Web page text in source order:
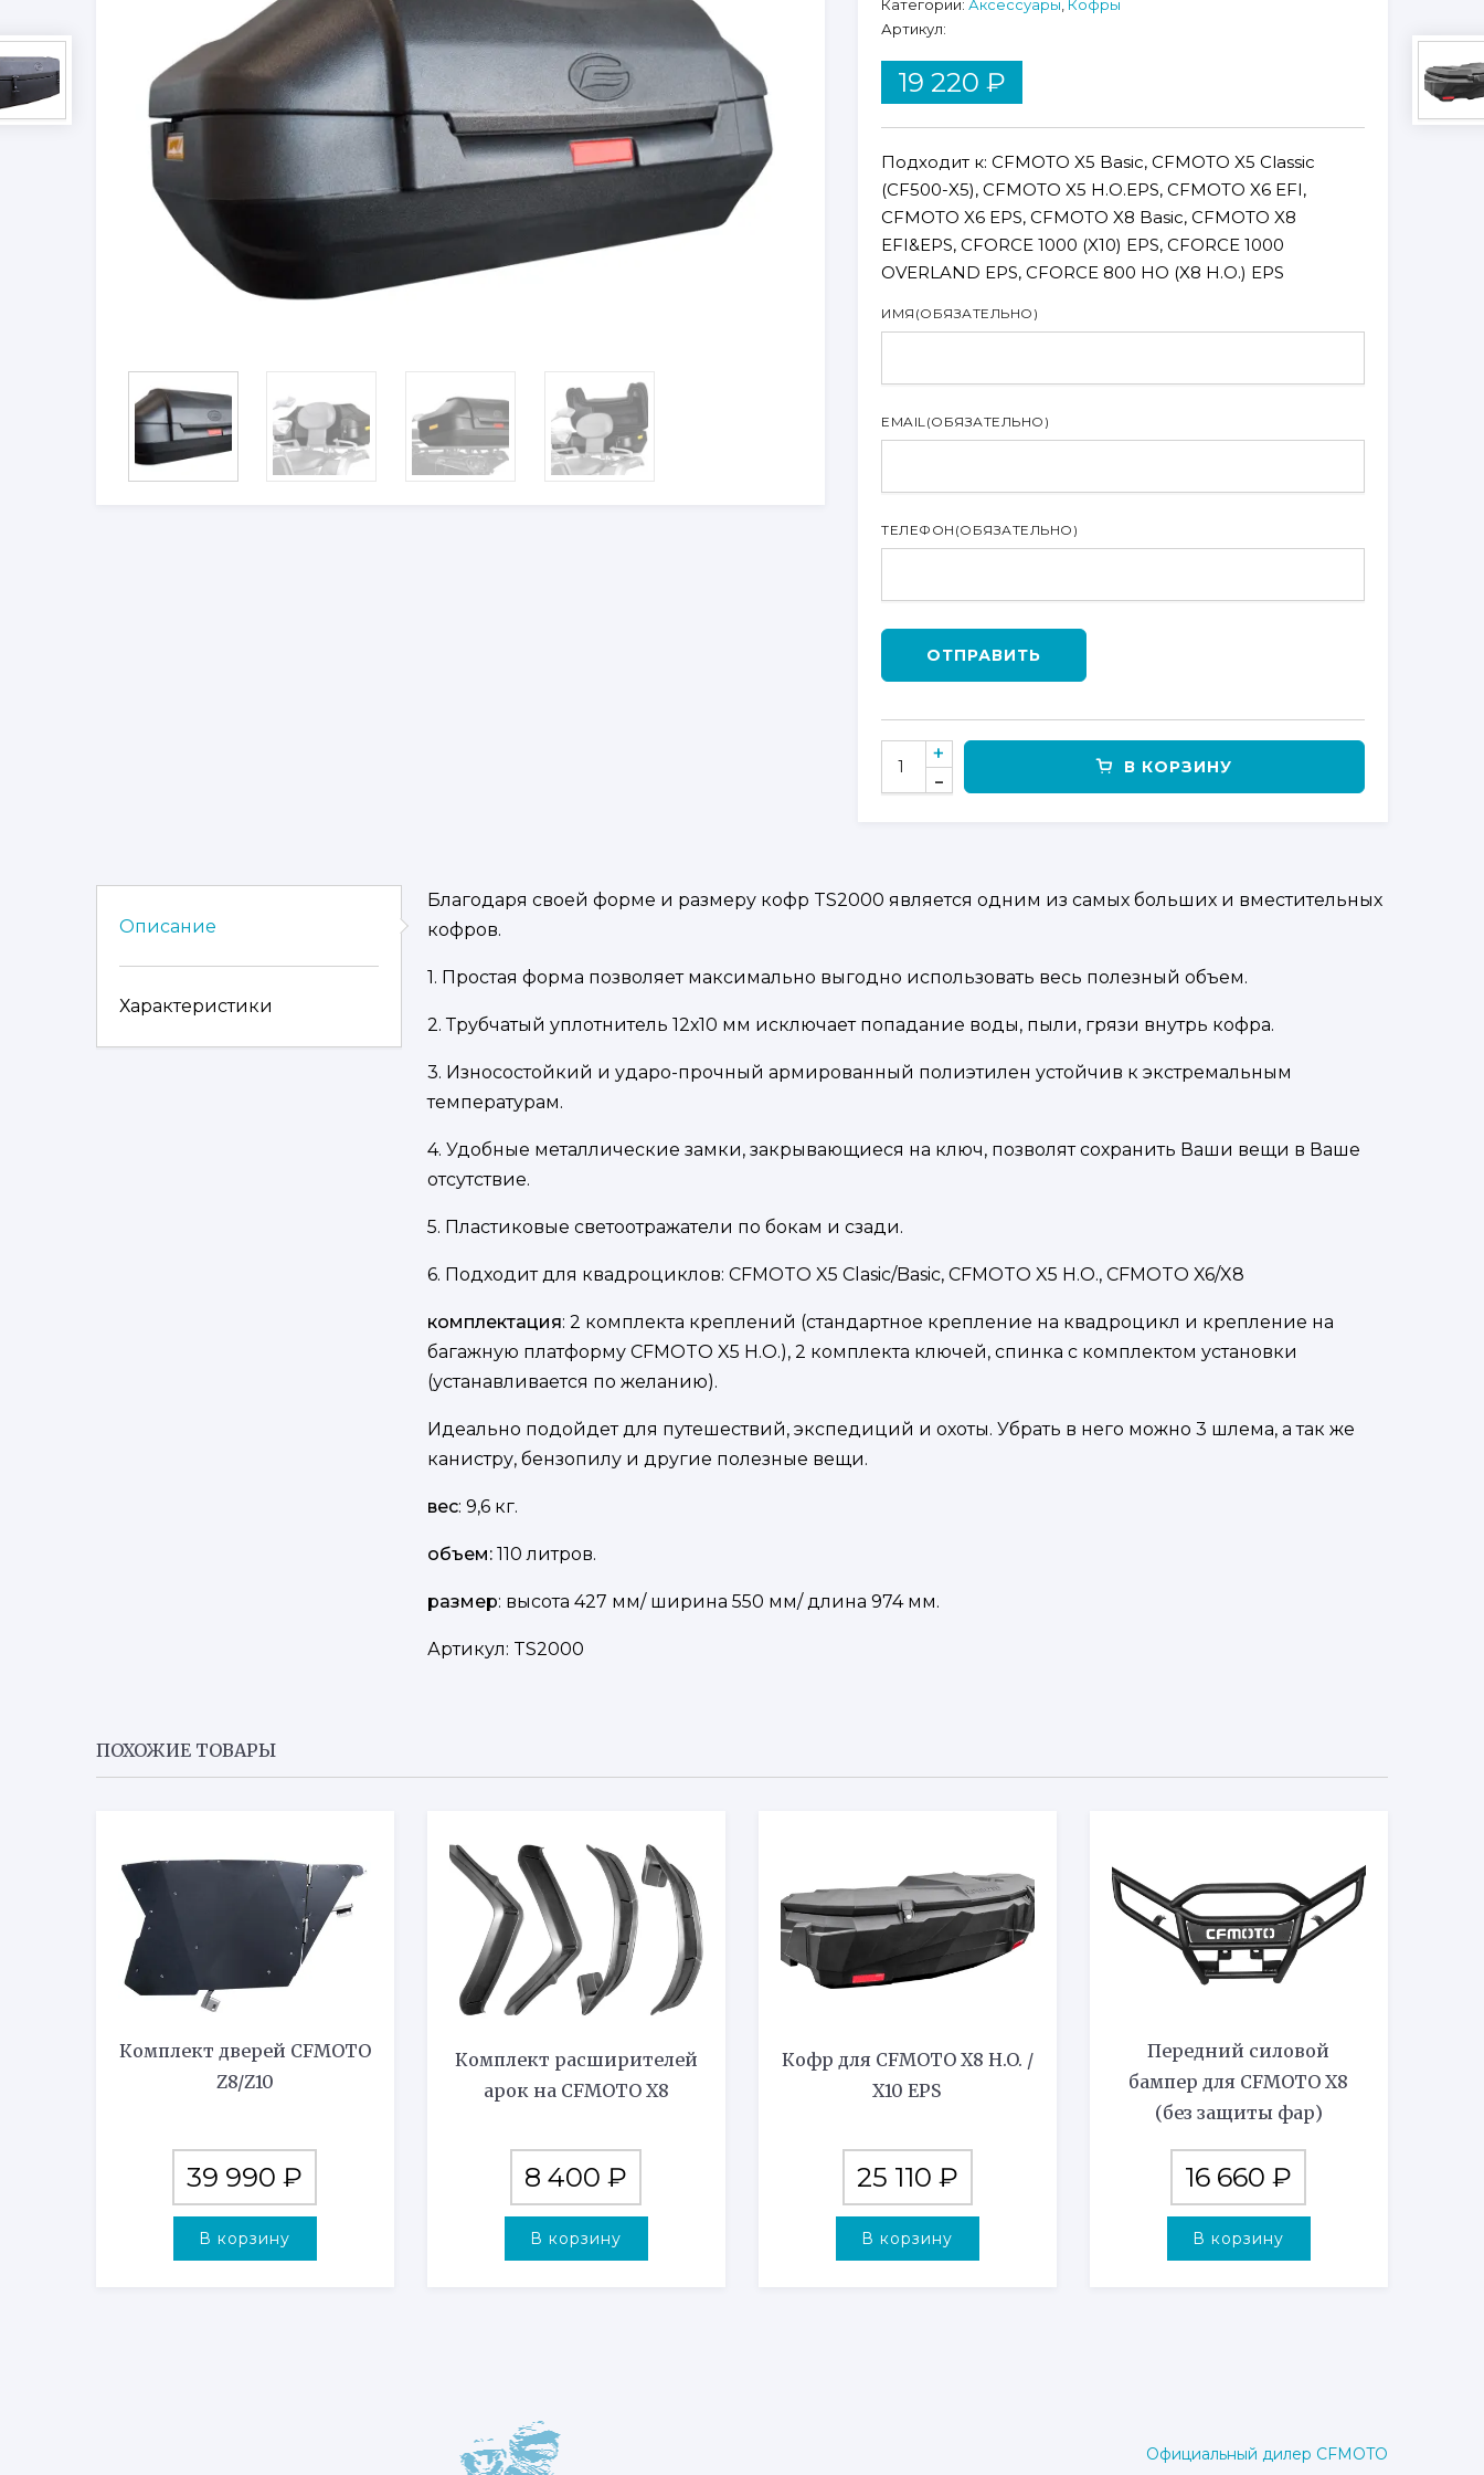
19 220₽
Подходит к: CFMOTO X5 Basic, CFMOTO X5 Classic
(CF500-X5), CFMOTO X5 H.O.EPS, CFMOTO X6 EFI,
CFMOTO X6 EPS, CFMOTO X8 Basic, CFMOTO X8
EFI&EPS, CFORCE 1000 (X10) EPS, CFORCE 1000
OVERLAND EPS, CFORCE 800 HO (X8 H.O.) EPS
ИМЯ (ОБЯЗАТЕЛЬНО)
EMAIL(ОБЯЗАТЕЛЬНО)
ТЕЛЕФОН (ОБЯЗАТЕЛЬНО)
ОТПРАВИТЬ
КОЛИЧЕСТВО
ТОВАРА
В КОРЗИНУ
Категории:Аксессуары Кофры
Артикул:
Описание
Характеристики
Благодаря своей форме и размеру кофр TS2000 является одним из самых больших и вместительных
кофров.
1. Простая форма позволяет максимально выгодно использовать весь полезный объем.
2. Трубчатый уплотнитель 12х10 мм исключает попадание воды, пыли, грязи внутрь кофра.
3. Износостойкий и ударо-прочный армированный полиэтилен устойчив к экстремальным
температурам.
4. Удобные металлические замки, закрывающиеся на ключ, позволят сохранить Ваши вещи в Ваше
отсутствие.
5. Пластиковые светоотражатели по бокам и сзади.
6. Подходит для квадроциклов: CFMOTO X5 Clasic/Basic, CFMOTO X5 H.O., CFMOTO X6/X8
комплектация: 2 комплекта креплений (стандартное крепление на квадроцикл и крепление на
багажную платформу CFMOTO X5 H.O.), 2 комплекта ключей, спинка с комплектом установки
(устанавливается по желанию).
Идеально подойдет для путешествий, экспедиций и охоты. Убрать в него можно 3 шлема, а так же
канистру, бензопилу и другие полезные вещи.
вес: 9,6 кг.
объем: 110 литров.
размер: высота 427 мм/ ширина 550 мм/ длина 974 мм.
Артикул: TS2000
ПОХОЖИЕ ТОВАРЫ
Комплект дверей CFMOTO
Z8/Z10
39 990₽
В корзину
Комплект расширителей
арок на CFMOTO X8
8 400₽
В корзину
Кофр для CFMOTO X8 H.O. /
X10 EPS
25 110 ₽
В корзину
Передний силовой
бампер для CFMOTO X8
(без защиты фар)
16 660₽
В корзину
Официальный дилер CFMOTO